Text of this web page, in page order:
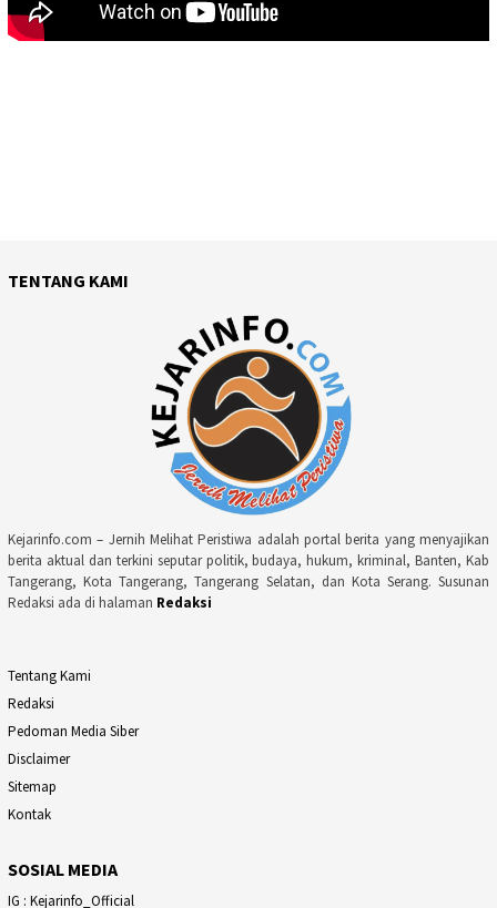
TENTANG KAMI
Kejarinfo.com – Jernih Melihat Peristiwa adalah portal berita yang menyajikan
berita aktual dan terkini seputar politik, budaya, hukum, kriminal, Banten, Kab
Tangerang, Kota Tangerang, Tangerang Selatan, dan Kota Serang. Susunan
Redaksi ada di halaman Redaksi
Tentang Kami
Redaksi
Pedoman Media Siber
Disclaimer
Sitemap
Kontak
SOSIAL MEDIA
IG : Kejarinfo_Official